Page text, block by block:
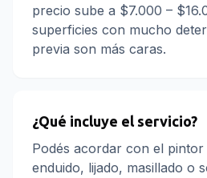
precio sube a $7.000 –
superficies con mucho
previa son más caras.
¿Qué incluye el servicio?
Podés acordar con el pintor
enduido, lijado, masillado o